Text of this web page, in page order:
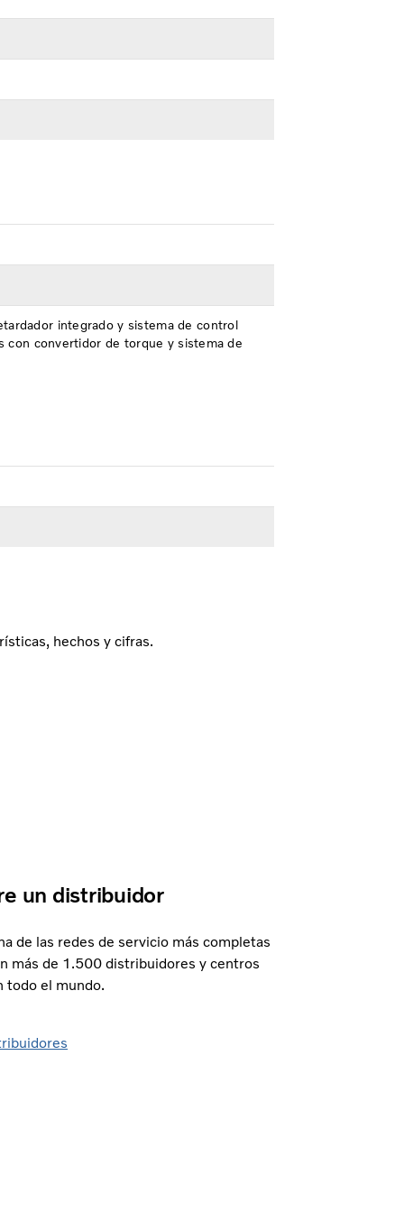
integrado y sistema de control
con convertidor de torque y sistema de
hechos y cifras.
un distribuidor
de las redes de servicio más completas
más de 1.500 distribuidores y centros
todo el mundo.